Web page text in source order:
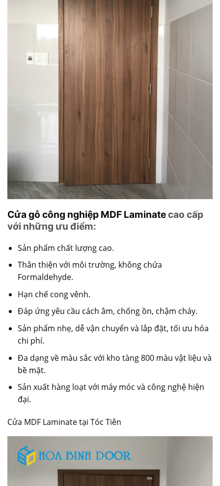
Cửa gỗ công nghiệp MDF Laminatecao cấp
với những ưu điểm:
Sản phẩm chất lượng cao.
Thân thiện với môi trường, không chứa
Formaldehyde.
Hạn chế cong vênh.
Đáp ứng yêu cầu cách âm, chống ồn, chậm cháy.
Sản phẩm nhẹ, dễ vận chuyển và lắp đặt, tối ưu hóa
chi phí.
Đa dạng về màu sắc với kho tàng 800 màu vật liệu và
bề mặt.
Sản xuất hàng loạt với máy móc và công nghệ hiện
đại.
Cửa MDF Laminate tại Tóc Tiên